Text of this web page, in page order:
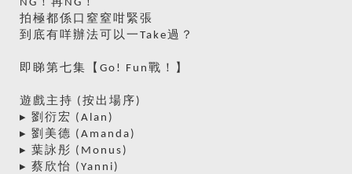
NG！再NG！
拍極都係口窒窒咁緊張
到底有咩辦法可以一Take過？
即睇第七集【Go! Fun戰！】
遊戲主持 (按出場序)
▸ 劉衍宏 (Alan)
▸ 劉美德 (Amanda)
▸ 葉詠彤 (Monus)
▸ 蔡欣怡 (Yanni)